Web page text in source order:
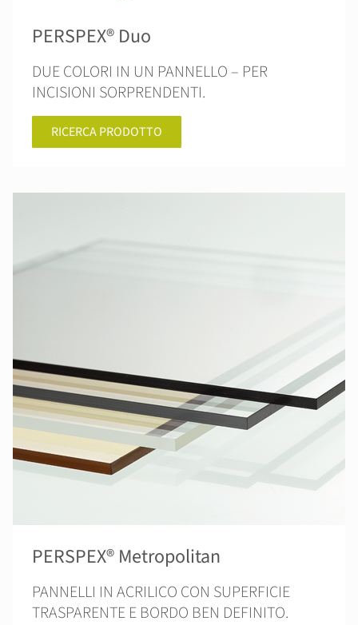
PERSPEX® Duo
DUE COLORI IN UN PANNELLO – PER
INCISIONI SORPRENDENTI.
RICERCA PRODOTTO
PERSPEX® Metropolitan
PANNELLI IN ACRILICO CON SUPERFICIE
TRASPARENTE E BORDO BEN DEFINITO.